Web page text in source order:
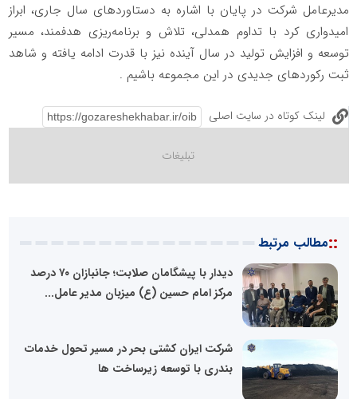
مدیرعامل شرکت در پایان با اشاره به دستاوردهای سال جاری، ابراز
امیدواری کرد با تداوم همدلی، تلاش و برنامه‌ریزی هدفمند، مسیر
توسعه و افزایش تولید در سال آینده نیز با قدرت ادامه یافته و شاهد
ثبت رکوردهای جدیدی در این مجموعه باشیم .
لینک کوتاه در سایت اصلی
::مطالب مرتبط
دیدار با پیشگامان صلابت؛ جانبازان ۷۰ درصد
مرکز امام حسین (ع) میزبان مدیر عامل...
شرکت ایران کشتی بحر در مسیر تحول خدمات
بندری با توسعه زیرساخت ها